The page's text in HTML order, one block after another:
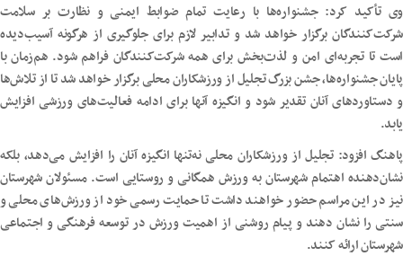
وی تأکید کرد: جشنواره‌ها با رعایت تمام ضوابط ایمنی و نظارت بر سلامت
شرکت‌کنندگان برگزار خواهد شد و تدابیر لازم برای جلوگیری از هرگونه آسیب‌دیده
است تا تجربه‌ای امن و لذت‌بخش برای همه شرکت‌کنندگان فراهم شود. هم‌زمان با
پایان جشنواره‌ها، جشن بزرگ تجلیل از ورزشکاران محلی برگزار خواهد شد تا از تلاش‌ها
و دستاوردهای آنان تقدیر شود و انگیزه آنها برای ادامه فعالیت‌های ورزشی افزایش
یابد.
پاهنگ افزود: تجلیل از ورزشکاران محلی نه‌تنها انگیزه آنان را افزایش می‌دهد، بلکه
نشان‌دهنده اهتمام شهرستان به ورزش همگانی و روستایی است. مسئولان شهرستان
نیز در این مراسم حضور خواهند داشت تا حمایت رسمی خود از ورزش‌های محلی و
سنتی را نشان دهند و پیام روشنی از اهمیت ورزش در توسعه فرهنگی و اجتماعی
شهرستان ارائه کنند.